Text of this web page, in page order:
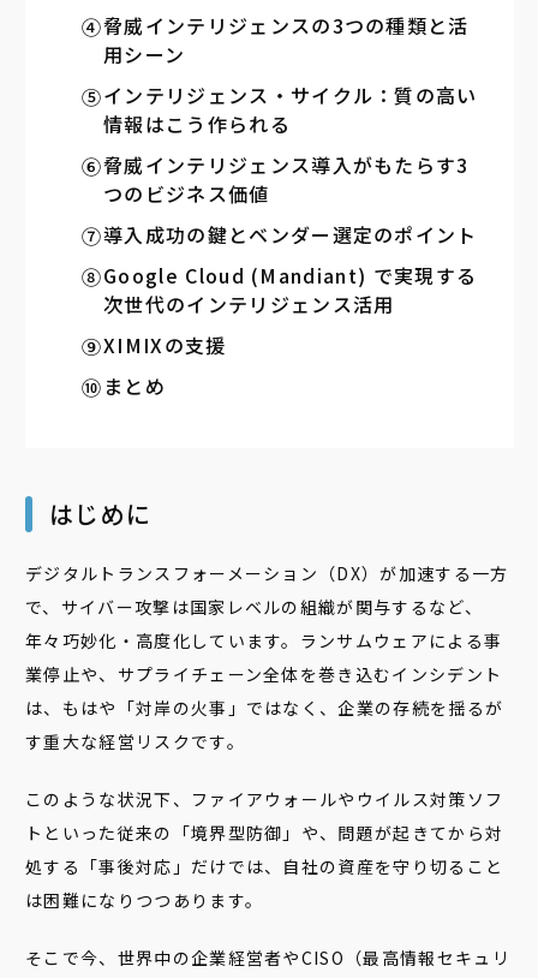
脅威インテリジェンスの3つの種類と活
用シーン
インテリジェンス・サイクル：質の高い
情報はこう作られる
脅威インテリジェンス導入がもたらす3
つのビジネス価値
導入成功の鍵とベンダー選定のポイント
Google Cloud (Mandiant) で実現する
次世代のインテリジェンス活用
XIMIXの支援
まとめ
はじめに
デジタルトランスフォーメーション（DX）が加速する一方
で、サイバー攻撃は国家レベルの組織が関与するなど、
年々巧妙化・高度化しています。ランサムウェアによる事
業停止や、サプライチェーン全体を巻き込むインシデント
は、もはや「対岸の火事」ではなく、企業の存続を揺るが
す重大な経営リスクです。
このような状況下、ファイアウォールやウイルス対策ソフ
トといった従来の「境界型防御」や、問題が起きてから対
処する「事後対応」だけでは、自社の資産を守り切ること
は困難になりつつあります。
そこで今、世界中の企業経営者やCISO（最高情報セキュリ